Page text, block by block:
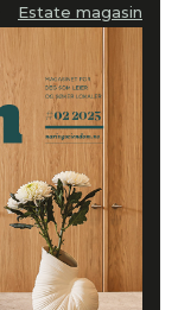
Estate magasin